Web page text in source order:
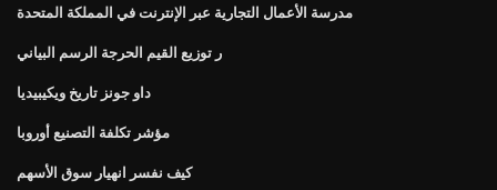
مدرسة الأعمال التجارية عبر الإنترنت في المملكة المتحدة
ر توزيع القيم الحرجة الرسم البياني
داو جونز تاريخ ويكيبيديا
مؤشر تكلفة التصنيع أوروبا
كيف نفسر انهيار سوق الأسهم